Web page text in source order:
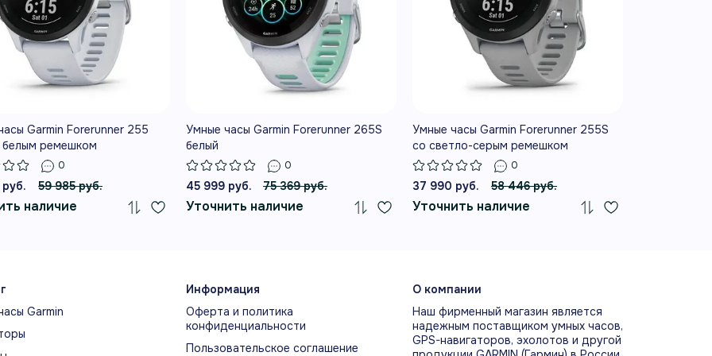
точнее
В описании собраны ключевые инструменты для тренировок и
восстановления, спортивные функции и официальные материалы
прогрессировать
ОТЧЁТ
отчёт объединяет сон,
статус ВСР, тренировочный
GARMIN COACH
Бесплатные адаптивные планы Garmin Coach
помогают готовиться к забегам на 5 и 10 км
РЕКОМЕНДАЦИИ ПО
рекомендации адаптируются
ГОТОВНОСТЬ К ТРЕНИРОВКЕ
Оценка готовности учитывает сон,
восстановление, нагрузку и стресс, помогая
Garmin Forerunner 255
белым ремешком
0
59 985 руб.
наличие
Умные часы Garmin Forerunner 265S
белый
0
45 999 руб. 75 369 руб.
Уточнить наличие
Умные часы Garmin Forerunner 255S
со светло-серым ремешком
0
37 990 руб. 58 446 руб.
Уточнить наличие
Garmin
Информация
Оферта и политика
конфиденциальности
Пользовательское соглашение
О компании
Наш фирменный магазин является
надежным поставщиком умных часов,
GPS-навигаторов, эхолотов и другой